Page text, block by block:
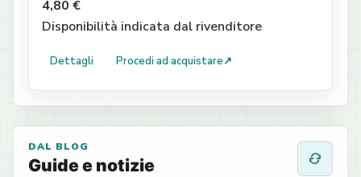
4,80 €
Disponibilità indicata dal rivenditore
Dettagli Procedi ad acquistare↗
DAL BLOG
Guide e notizie